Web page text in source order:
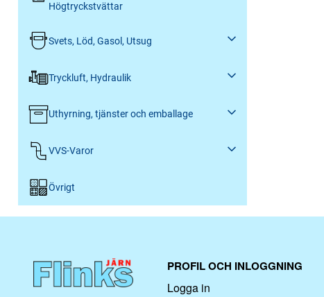
Högtryckstvättar
Svets, Löd, Gasol, Utsug
Tryckluft, Hydraulik
Uthyrning, tjänster och emballage
VVS-Varor
Övrigt
PROFIL OCH INLOGGNING
Logga in